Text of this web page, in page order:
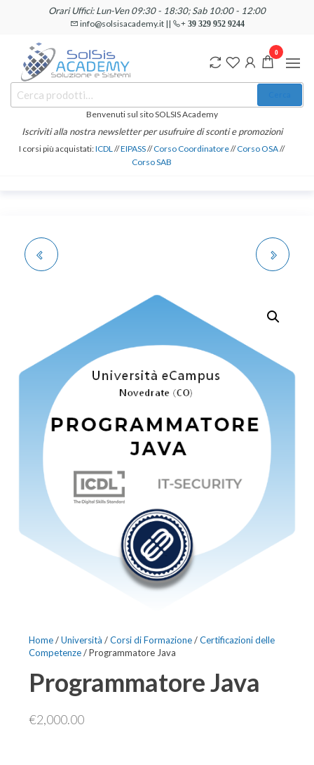
contenuto
Orari Uffici: Lun-Ven 09:30 - 18:30; Sab 10:00 - 12:00
info@solsisacademy.it || + 39 329 952 9244
SOLSIS
Academy
Corsi e
Certificazioni
Linguistiche
Benvenuti sul sito SOLSIS Academy
Iscriviti alla nostra newsletter per usufruire di sconti e promozioni
I corsi più acquistati:ICDL//EIPASS//Corso Coordinatore//Corso OSA//
Corso SAB
0
IMPIANTI INDUSTRIALI CONTENUTI
EDITORIALI
Home/Università /Corsi di Formazione/Certificazioni delle
Competenze/ Programmatore Java
Programmatore Java
€2,000.00